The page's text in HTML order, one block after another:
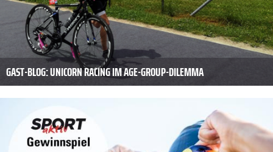
GAST-BLOG: UNICORN RACING IM AGE-GROUP-DILEMMA